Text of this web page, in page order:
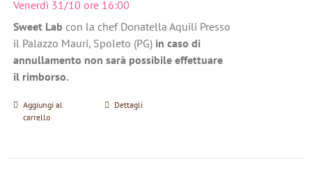
Venerdì 31/10 ore 16:00
Sweet Lab con la chef Donatella Aquili Presso
il Palazzo Mauri, Spoleto (PG) in caso di
annullamento non sarà possibile effettuare
il rimborso.
Aggiungi al
carrello
Dettagli